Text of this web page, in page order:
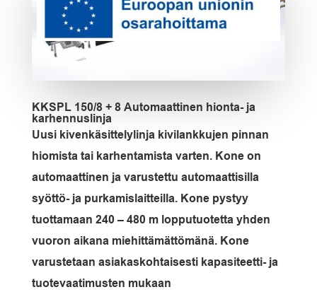
KKSPL 150/8 + 8 Automaattinen hionta- ja
karhennuslinja
Uusi kivenkäsittelylinja kivilankkujen pinnan
hiomista tai karhentamista varten. Kone on
automaattinen ja varustettu automaattisilla
syöttö- ja purkamislaitteilla. Kone pystyy
tuottamaan 240 – 480 m lopputuotetta yhden
vuoron aikana miehittämättömänä. Kone
varustetaan asiakaskohtaisesti kapasiteetti- ja
tuotevaatimusten mukaan